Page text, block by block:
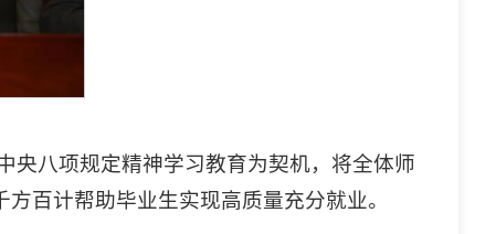
央八项规定精神学习教育为契机，将全体师
百计帮助毕业生实现高质量充分就业。